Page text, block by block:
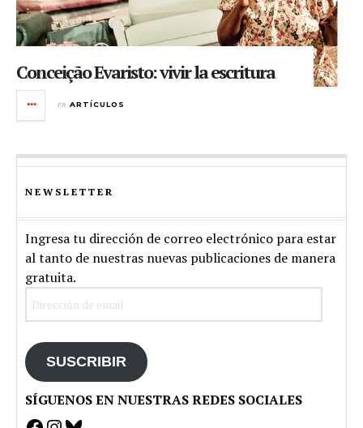
Conceição Evaristo: vivir la escritura
en ARTÍCULOS
NEWSLETTER
Ingresa tu dirección de correo electrónico para estar
al tanto de nuestras nuevas publicaciones de manera
gratuita.
SUSCRIBIR
SÍGUENOS EN NUESTRAS REDES SOCIALES